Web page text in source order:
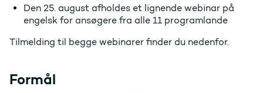
Den 25. august afholdes et lignende webinar på
engelsk for ansøgere fra alle 11 programlande
Tilmelding til begge webinarer finder du nedenfor.
Formål